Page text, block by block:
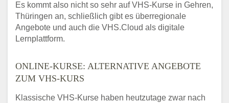
Es kommt also nicht so sehr auf VHS-Kurse in Gehren,
Thüringen an, schließlich gibt es überregionale
Angebote und auch die VHS.Cloud als digitale
Lernplattform.
ONLINE-KURSE: ALTERNATIVE ANGEBOTE
ZUM VHS-KURS
Klassische VHS-Kurse haben heutzutage zwar nach